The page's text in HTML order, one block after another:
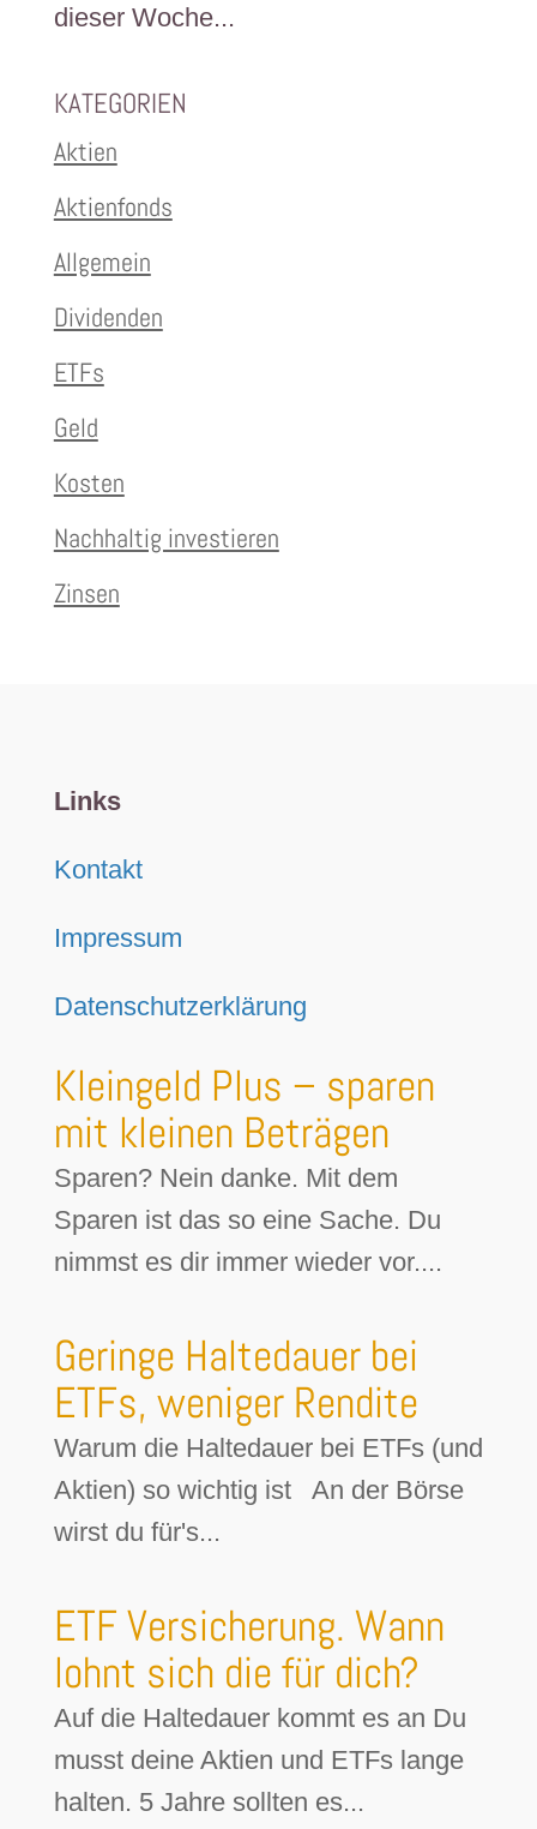
dieser Woche...
KATEGORIEN
Aktien
Aktienfonds
Allgemein
Dividenden
ETFs
Geld
Kosten
Nachhaltig investieren
Zinsen
Links
Kontakt
Impressum
Datenschutzerklärung
Kleingeld Plus – sparen
mit kleinen Beträgen
Sparen? Nein danke. Mit dem
Sparen ist das so eine Sache. Du
nimmst es dir immer wieder vor....
Geringe Haltedauer bei
ETFs, weniger Rendite
Warum die Haltedauer bei ETFs (und
Aktien) so wichtig ist An der Börse
wirst du für's...
ETF Versicherung. Wann
lohnt sich die für dich?
Auf die Haltedauer kommt es an Du
musst deine Aktien und ETFs lange
halten. 5 Jahre sollten es...